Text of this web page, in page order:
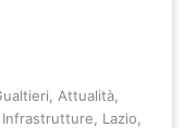
Attualità
Infrastrutture Lazio